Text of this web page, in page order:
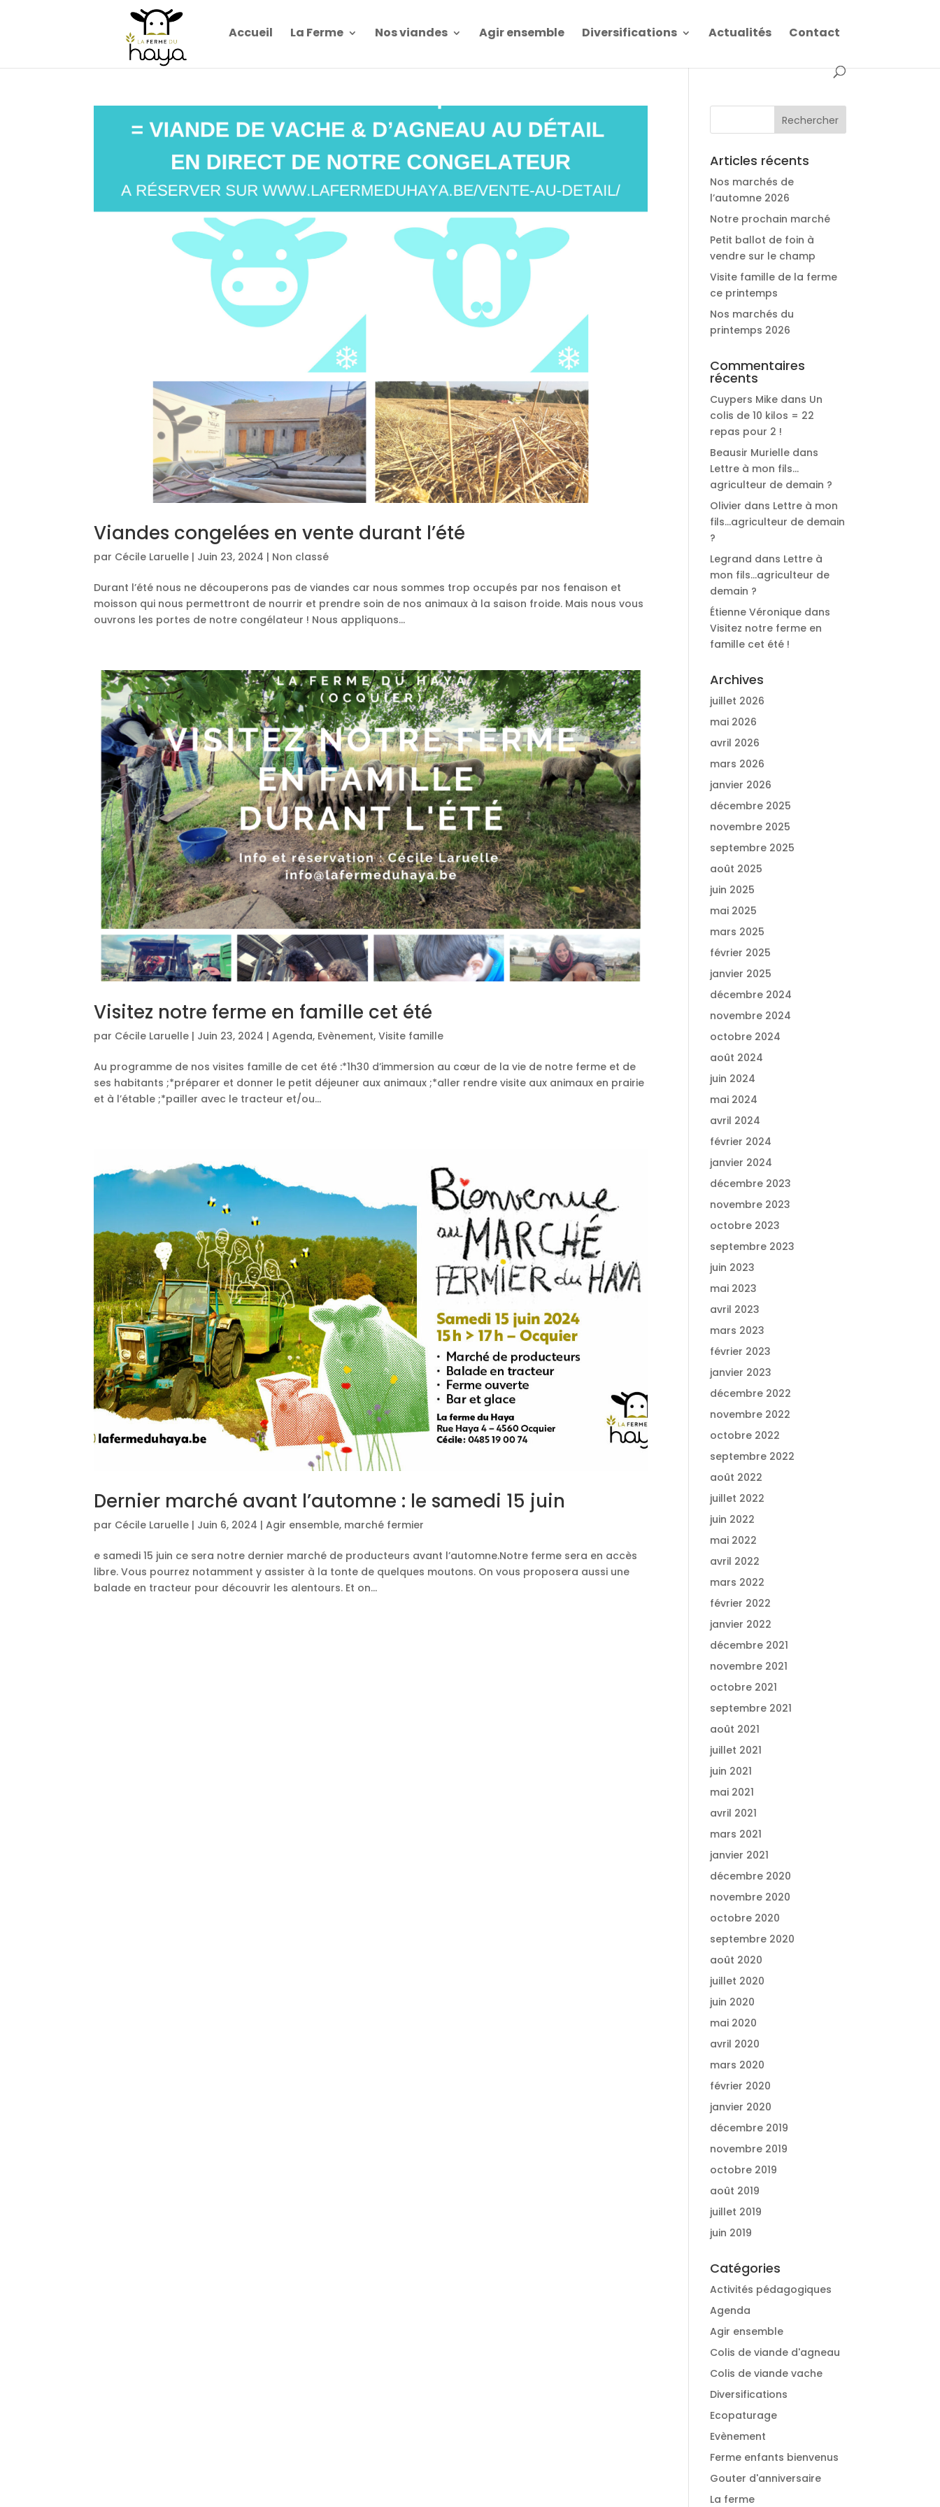
Accueil La Ferme Nos viandes Agir ensemble Diversifications Actualités Contact
Viandes congelées en vente durant l’été
par Cécile Laruelle | Juin 23, 2024 | Non classé
Durant l’été nous ne découperons pas de viandes car nous sommes trop occupés par nos fenaison et
moisson qui nous permettront de nourrir et prendre soin de nos animaux à la saison froide. Mais nous vous
ouvrons les portes de notre congélateur ! Nous appliquons...
Visitez notre ferme en famille cet été
par Cécile Laruelle | Juin 23, 2024 |Agenda, Evènement,Visite famille
Au programme de nos visites famille de cet été :*1h30 d’immersion au cœur de la vie de notre ferme et de
ses habitants ;*préparer et donner le petit déjeuner aux animaux ;*aller rendre visite aux animaux en prairie
et à l’étable ;*pailler avec le tracteur et/ou...
Dernier marché avant l’automne : le samedi 15 juin
par Cécile Laruelle | Juin 6, 2024 |Agir ensemble, marché fermier
e samedi 15 juin ce sera notre dernier marché de producteurs avant l’automne.Notre ferme sera en accès
libre. Vous pourrez notamment y assister à la tonte de quelques moutons. On vous proposera aussi une
balade en tracteur pour découvrir les alentours. Et on...
Articles récents
Nos marchés de
l’automne 2026
Notre prochain marché
Petit ballot de foin à
vendre sur le champ
Visite famille de la ferme
ce printemps
Nos marchés du
printemps 2026
Commentaires
récents
Cuypers Mike dans Un
colis de 10 kilos = 22
repas pour 2 !
Beausir Murielle dans
Lettre à mon fils…
agriculteur de demain ?
Olivier dans Lettre à mon
fils…agriculteur de demain
?
Legrand dans Lettre à
mon fils…agriculteur de
demain ?
Étienne Véronique dans
Visitez notre ferme en
famille cet été !
Archives
juillet 2026
mai 2026
avril 2026
mars 2026
janvier 2026
décembre 2025
novembre 2025
septembre 2025
août 2025
juin 2025
mai 2025
mars 2025
février 2025
janvier 2025
décembre 2024
novembre 2024
octobre 2024
août 2024
juin 2024
mai 2024
avril 2024
février 2024
janvier 2024
décembre 2023
novembre 2023
octobre 2023
septembre 2023
juin 2023
mai 2023
avril 2023
mars 2023
février 2023
janvier 2023
décembre 2022
novembre 2022
octobre 2022
septembre 2022
août 2022
juillet 2022
juin 2022
mai 2022
avril 2022
mars 2022
février 2022
janvier 2022
décembre 2021
novembre 2021
octobre 2021
septembre 2021
août 2021
juillet 2021
juin 2021
mai 2021
avril 2021
mars 2021
janvier 2021
décembre 2020
novembre 2020
octobre 2020
septembre 2020
août 2020
juillet 2020
juin 2020
mai 2020
avril 2020
mars 2020
février 2020
janvier 2020
décembre 2019
novembre 2019
octobre 2019
août 2019
juillet 2019
juin 2019
Catégories
Activités pédagogiques
Agenda
Agir ensemble
Colis de viande d'agneau
Colis de viande vache
Diversifications
Ecopaturage
Evènement
Ferme enfants bienvenus
Gouter d'anniversaire
La ferme